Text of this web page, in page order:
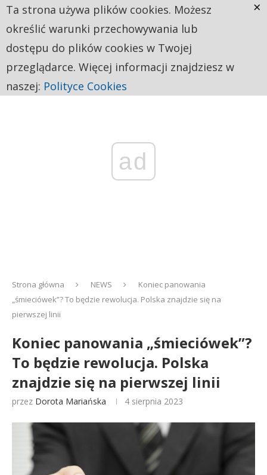
ad
Strona główna NEWS
Koniec panowania
„śmieciówek”? To będzie rewolucja. Polska znajdzie się na
pierwszej linii
Koniec panowania „śmieciówek”?
To będzie rewolucja. Polska
znajdzie się na pierwszej linii
przez Dorota Mariańska 4 sierpnia 2023
Ta strona używa plików cookies. Możesz
określić warunki przechowywania lub
dostępu do plików cookies w Twojej
przeglądarce. Więcej informacji znajdziesz w
naszej: Polityce Cookies
×